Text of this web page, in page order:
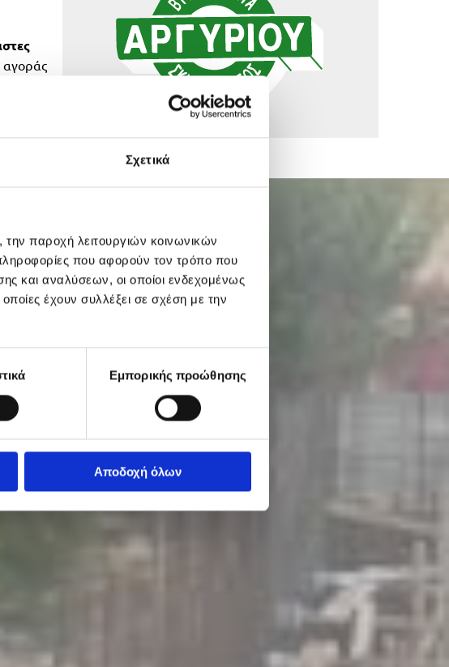
Σχετικά
την παροχή λειτουργιών κοινωνικών
που αφορούν τον τρόπο που
και αναλύσεων, οι οποίοι ενδεχομένως
έχουν συλλέξει σε σχέση με την
Εμπορικής προώθησης
Αποδοχή όλων
αγοράς